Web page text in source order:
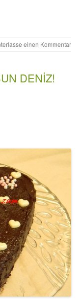
einen Kommentar
DENİZ!